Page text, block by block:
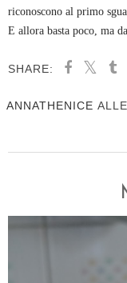
riconoscono al primo
E allora basta poco, ma
SHARE:
ANNATHENICE ALLE